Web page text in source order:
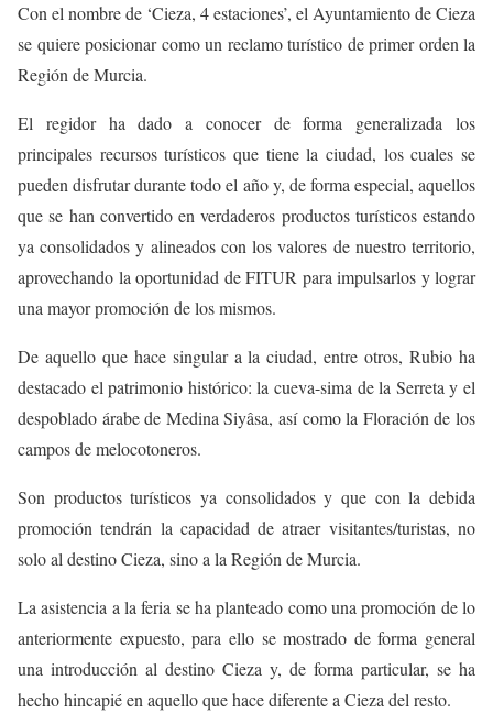
Con el nombre de ‘Cieza, 4 estaciones’, el Ayuntamiento de Cieza
se quiere posicionar como un reclamo turístico de primer orden la
Región de Murcia.
El regidor ha dado a conocer de forma generalizada los
principales recursos turísticos que tiene la ciudad, los cuales se
pueden disfrutar durante todo el año y, de forma especial, aquellos
que se han convertido en verdaderos productos turísticos estando
ya consolidados y alineados con los valores de nuestro territorio,
aprovechando la oportunidad de FITUR para impulsarlos y lograr
una mayor promoción de los mismos.
De aquello que hace singular a la ciudad, entre otros, Rubio ha
destacado el patrimonio histórico: la cueva-sima de la Serreta y el
despoblado árabe de Medina Siyâsa, así como la Floración de los
campos de melocotoneros.
Son productos turísticos ya consolidados y que con la debida
promoción tendrán la capacidad de atraer visitantes/turistas, no
solo al destino Cieza, sino a la Región de Murcia.
La asistencia a la feria se ha planteado como una promoción de lo
anteriormente expuesto, para ello se mostrado de forma general
una introducción al destino Cieza y, de forma particular, se ha
hecho hincapié en aquello que hace diferente a Cieza del resto.